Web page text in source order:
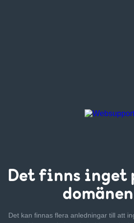
Det finns inget
Det kan finnas flera anledningar till att